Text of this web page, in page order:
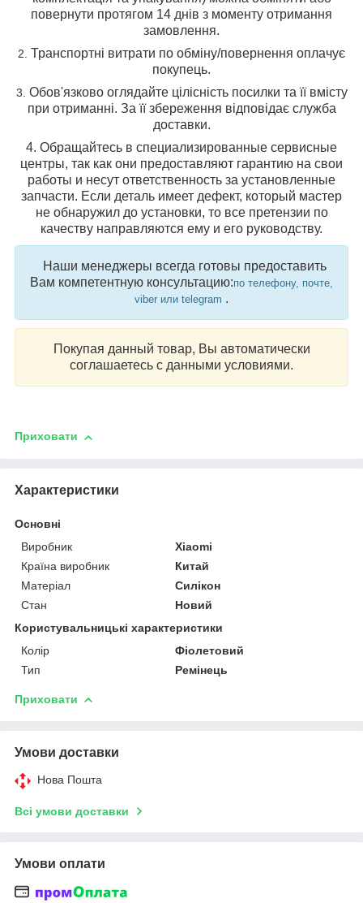
повернути протягом 14 днів з моменту отримання
замовлення.
2. Транспортні витрати по обміну/повернення оплачує
покупець.
3. Обов'язково оглядайте цілісність посилки та її вмісту
при отриманні. За її збереження відповідає служба
доставки.
4. Обращайтесь в специализированные сервисные
центры, так как они предоставляют гарантию на свои
работы и несут ответственность за установленные
запчасти. Если деталь имеет дефект, который мастер
не обнаружил до установки, то все претензии по
качеству направляются ему и его руководству.
Наши менеджеры всегда готовы предоставить
Вам компетентную консультацию:по телефону, почте,
viber или telegram .
Покупая данный товар, Вы автоматически
соглашаетесь с данными условиями.
Приховати
Характеристики
Основні
Виробник
Xiaomi
Країна виробник
Китай
Матеріал
Силікон
Стан
Новий
Користувальницькі характеристики
Колір
Фіолетовий
Тип
Ремінець
Приховати
Умови доставки
Нова Пошта
Всі умови доставки
Умови оплати